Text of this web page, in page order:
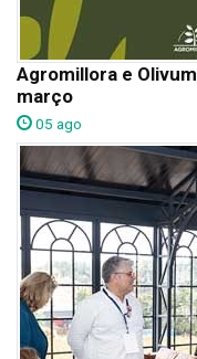
Agromillora e
março
05 ago